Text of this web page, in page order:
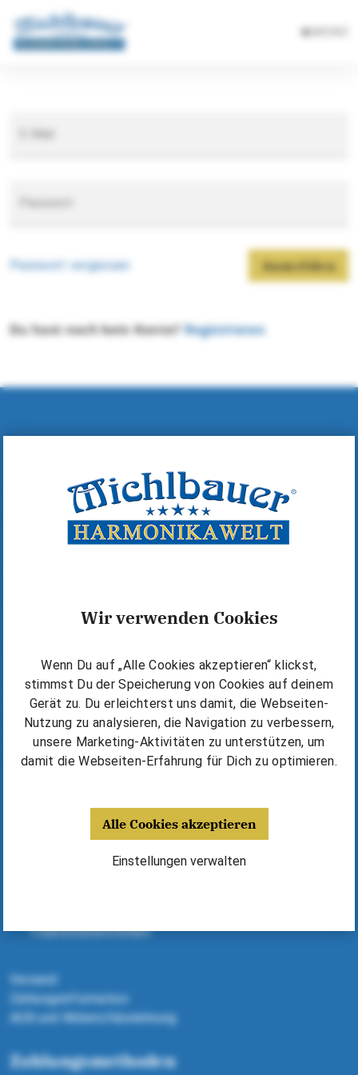
Wir verwenden Cookies
Wenn Du auf „Alle Cookies akzeptieren“ klickst,
stimmst Du der Speicherung von Cookies auf deinem
Gerät zu. Du erleichterst uns damit, die Webseiten-
Nutzung zu analysieren, die Navigation zu verbessern,
unsere Marketing-Aktivitäten zu unterstützen, um
damit die Webseiten-Erfahrung für Dich zu optimieren.
Alle Cookies akzeptieren
Einstellungen verwalten
Passwort vergessen Anmelden
Du hast noch kein Konto?Registrieren
MICHLBAUER GmbH
A-6600 Reutte, Lindenstraße 14
+43 (0)5672 72060
Kostenlos starten
Die Michlbauer Methode
Kurse & Unterricht finden
Erfolgsgeschichten & Tipps
⁠Harmonika kaufen / mieten
Deine Vorteile
Harmonikas, Kurse, Noten - alles aus einer Hand
Traditionsherstellern
Versand
Zahlungsinformation
AGB und Widerrufsbelehrung
Zahlungsmethoden